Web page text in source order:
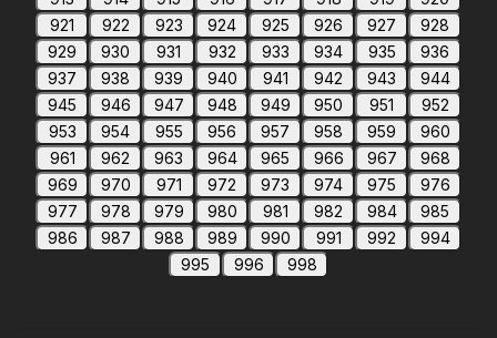
921
922 923 924 925 926 927
928
929
930 931 932 933 934 935
936
937
938 939 940 941 942 943
944
945
946 947 948 949 950 951
952
953
954 955 956 957 958 959
960
961
962 963 964 965 966 967
968
969
970 971 972 973 974 975
976
977
978 979 980 981 982 984
985
986
987 988 989 990 991 992
994
995
996 998